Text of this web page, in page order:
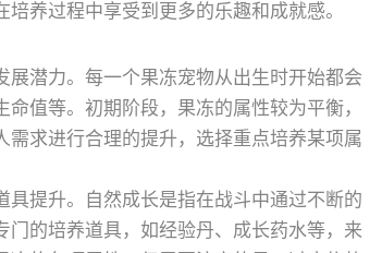
养过程中享受到更多的乐趣和成就感。
潜力。每一个果冻宠物从出生时开始都会
值等。初期阶段，果冻的属性较为平衡，
求进行合理的提升，选择重点培养某项属
提升。自然成长是指在战斗中通过不断的
的培养道具，如经验丹、成长药水等，来